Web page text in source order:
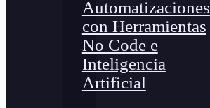
Automatizaciones
con Herramientas
No Code e
Inteligencia
Artificial